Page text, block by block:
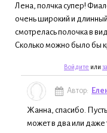
Лена, полчка супер!
очень широкий и
смотрелась полочка в
Сколько можно было бы
Войдите или
Автор:
Жанна, спасибо.
может в два или даже